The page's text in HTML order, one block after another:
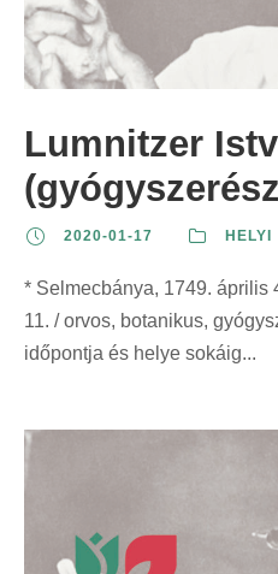
Lumnitzer
2020-01-17 HELYI
* Selmecbánya, 1749. április
11. / orvos, botanikus,
időpontja és helye sokáig...